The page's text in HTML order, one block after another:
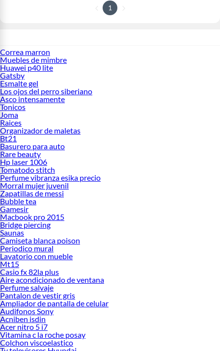
1
Correa marron
Muebles de mimbre
Huawei p40 lite
Gatsby
Esmalte gel
Los ojos del perro siberiano
Asco intensamente
Tonicos
Joma
Raices
Organizador de maletas
Bt21
Basurero para auto
Rare beauty
Hp laser 1006
Tomatodo stitch
Perfume vibranza esika precio
Morral mujer juvenil
Zapatillas de messi
Bubble tea
Gamesir
Macbook pro 2015
Bridge piercing
Saunas
Camiseta blanca poison
Periodico mural
Lavatorio con mueble
Mt15
Casio fx 82la plus
Aire acondicionado de ventana
Perfume salvaje
Pantalon de vestir gris
Ampliador de pantalla de celular
Audifonos Sony
Acniben isdin
Acer nitro 5 i7
Vitamina c la roche posay
Colchon viscoelastico